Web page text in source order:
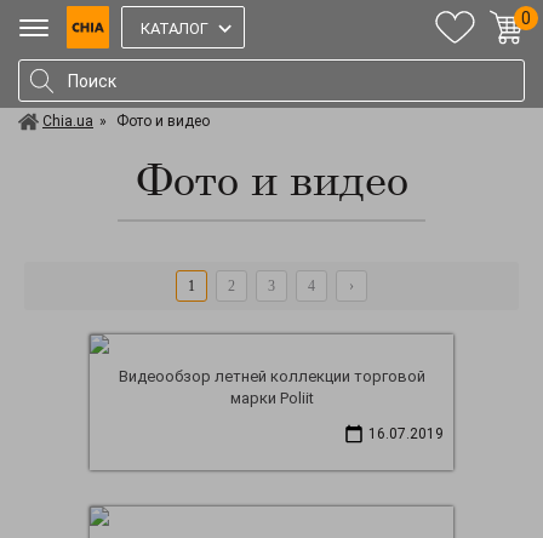
КАТАЛОГ
0
Chia.ua » Фото и видео
Фото и видео
1 2 3 4 ›
Видеообзор летней коллекции торговой
марки Poliit
16.07.2019